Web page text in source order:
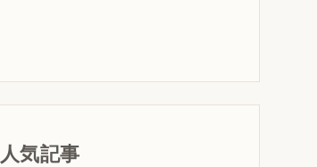
人気記事